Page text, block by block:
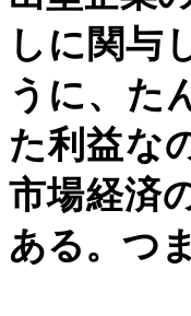
しに関与
うに、た
た利益な
市場経済
ある。つ